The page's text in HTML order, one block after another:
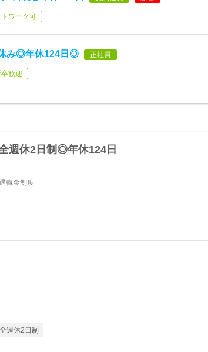
トワーク可
み◎年休124日◎ 正社員
歓迎
週休2日制◎年休124日
職金制度
週休2日制